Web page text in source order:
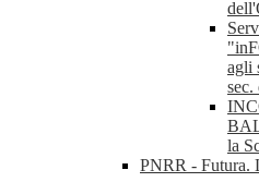
agli
la
PNRR - Futura.